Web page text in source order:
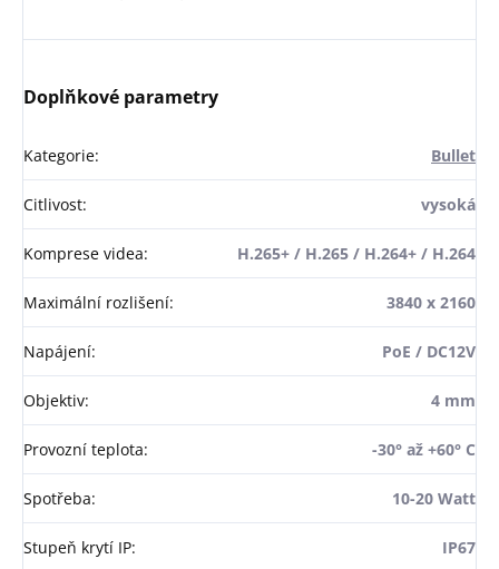
Doplňkové parametry
Kategorie: Bullet
Citlivost: vysoká
Komprese videa: H.265+ / H.265 / H.264+ / H.264
Maximální rozlišení: 3840 x 2160
Napájení: PoE / DC12V
Objektiv: 4 mm
Provozní teplota: -30° až +60° C
Spotřeba: 10-20 Watt
Stupeň krytí IP: IP67